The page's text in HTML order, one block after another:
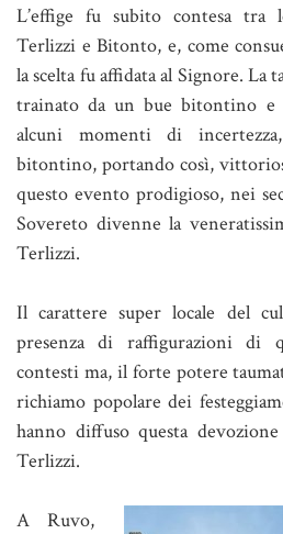
L’effige fu subito contesa
Terlizzi e Bitonto, e, come
la scelta fu affidata al Signore. La
trainato da un bue bitontino e
alcuni momenti di
bitontino, portando così,
questo evento prodigioso, nei
Sovereto divenne la
Terlizzi.
Il carattere super locale del
presenza di raffigurazioni di
contesti ma, il forte potere
richiamo popolare dei
hanno diffuso questa
Terlizzi.
A Ruvo,